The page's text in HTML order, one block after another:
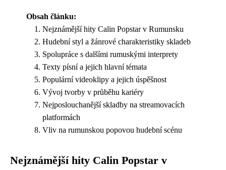
Obsah článku:
Nejznámější hity Calin Popstar v Rumunsku
Hudební styl a žánrové charakteristiky skladeb
Spolupráce s dalšími rumuskými interprety
Texty písní a jejich hlavní témata
Populární videoklipy a jejich úspěšnost
Vývoj tvorby v průběhu kariéry
Nejposlouchanější skladby na streamovacích
platformách
Vliv na rumunskou popovou hudební scénu
Nejznámější hity Calin Popstar v